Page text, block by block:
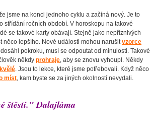
jsme na konci jednoho cyklu a začíná nový. Je to
střídání ročních období. V horoskopu na takové
se takové karty obávají. Stejně jako nepříznivých
něco lepšího. Nové události mohou narušitvzorce
pokroku, musí se odpoutat od minulosti. Takové
někdy prohraje, aby se znovu vyhoupl. Někdy
. Jsou to lekce, které jsme potřebovali. Když něco
míst, kam byste se za jiných okolností nevydali.
štěstí." Dalajláma